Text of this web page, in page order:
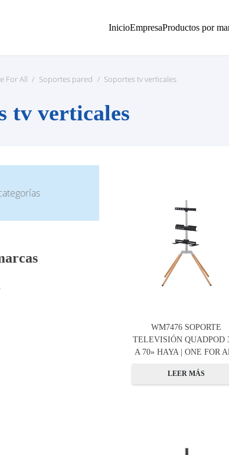
InicioEmpresaProductos por
For All / Soportes pared / Soportes tv verticales
tv verticales
WM7476 SOPORTE
TELEVISIÓN QUADPOD
A 70» HAYA | ONE FOR
LEER MÁS